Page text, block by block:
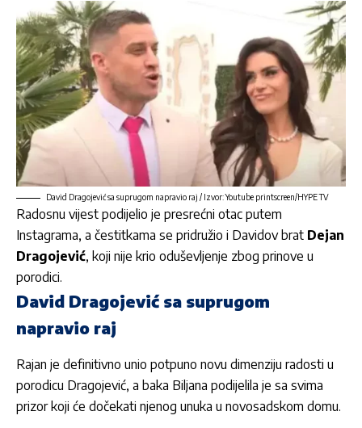
David Dragojević sa suprugom napravio raj / Izvor: Youtube printscreen/HYPE TV
Radosnu vijest podijelio je presrećni otac putem
Instagrama, a čestitkama se pridružio i Davidov brat Dejan
Dragojević, koji nije krio oduševljenje zbog prinove u
porodici.
David Dragojević sa suprugom
napravio raj
Rajan je definitivno unio potpuno novu dimenziju radosti u
porodicu Dragojević, a baka Biljana podijelila je sa svima
prizor koji će dočekati njenog unuka u novosadskom domu.